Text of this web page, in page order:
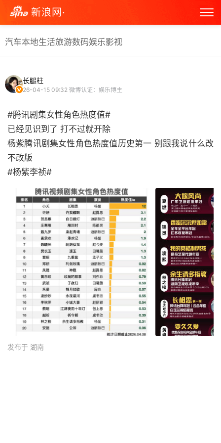
新浪网·
汽车本地生活旅游数码娱乐影视
长腿柱
26-04-15 09:32 微博认证：娱乐博主
#腾讯剧集女性角色热度值#
已经见识到了 打不过就开除
杨紫腾讯剧集女性角色热度值历史第一 别跟我说什么改
不改版
#杨紫李祯# ​
发布于 湖南